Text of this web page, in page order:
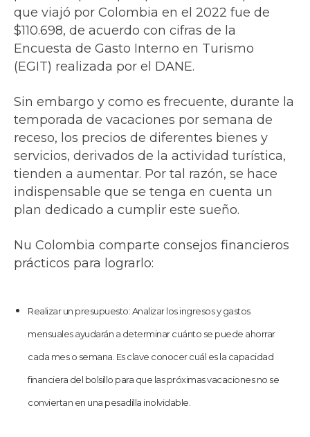
que viajó por Colombia en el 2022 fue de
$110.698, de acuerdo con cifras de la
Encuesta de Gasto Interno en Turismo
(EGIT) realizada por el DANE.
Sin embargo y como es frecuente, durante la
temporada de vacaciones por semana de
receso, los precios de diferentes bienes y
servicios, derivados de la actividad turística,
tienden a aumentar. Por tal razón, se hace
indispensable que se tenga en cuenta un
plan dedicado a cumplir este sueño.
Nu Colombia comparte consejos financieros
prácticos para lograrlo:
Realizar un presupuesto: Analizar los ingresos y gastos
mensuales ayudarán a determinar cuánto se puede ahorrar
cada mes o semana. Es clave conocer cuál es la capacidad
financiera del bolsillo para que las próximas vacaciones no se
conviertan en una pesadilla inolvidable.